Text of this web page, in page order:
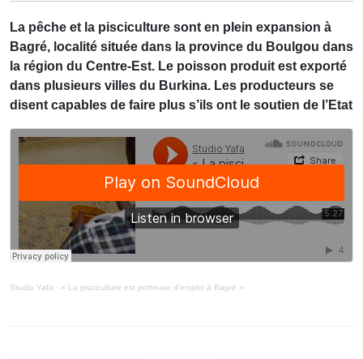
La pêche et la pisciculture sont en plein expansion à
Bagré, localité située dans la province du Boulgou dans
la région du Centre-Est. Le poisson produit est exporté
dans plusieurs villes du Burkina. Les producteurs se
disent capables de faire plus s’ils ont le soutien de l’Etat
Studio Yafa · « La pisciculture est porteuse d’emploi à Bagré »